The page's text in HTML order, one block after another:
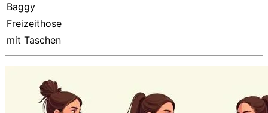
Baggy
Freizeithose
mit Taschen